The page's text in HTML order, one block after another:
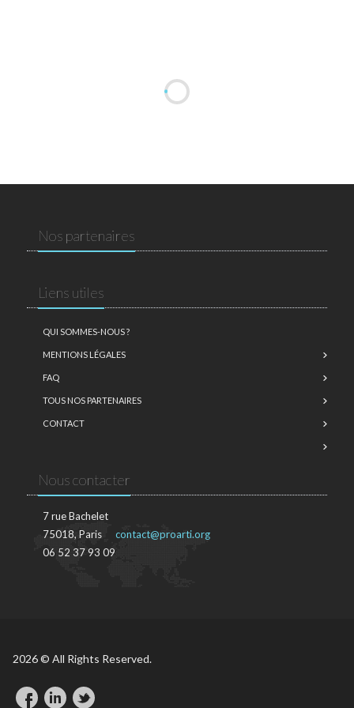
Nos partenaires
Liens utiles
QUI SOMMES-NOUS ?
MENTIONS LÉGALES
FAQ
TOUS NOS PARTENAIRES
CONTACT
Nous contacter
7 rue Bachelet
75018, Paris
06 52 37 93 09
contact@proarti.org
2026 © All Rights Reserved.